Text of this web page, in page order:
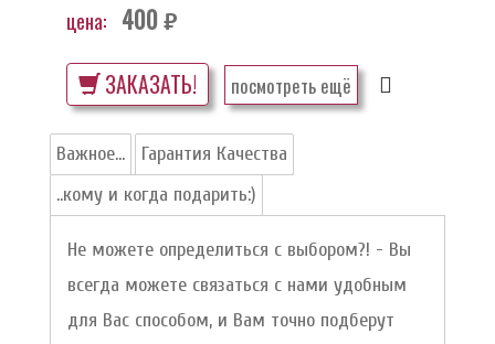
цена: 400 руб.
ЗАКАЗАТЬ! посмотреть ещё
Важное...
Гарантия Качества
..кому и когда подарить:)
Не можете определиться с выбором?! - Вы
всегда можете связаться с нами удобным
для Вас способом, и Вам точно подберут